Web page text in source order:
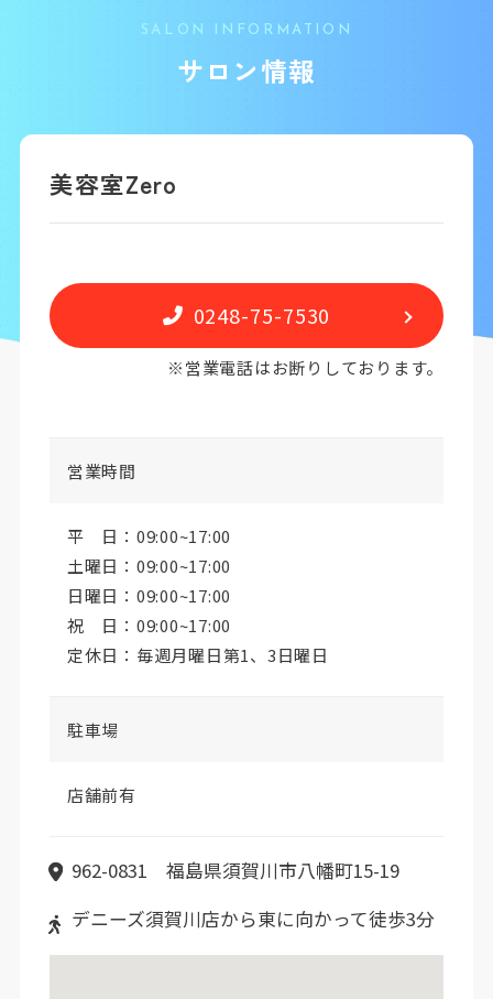
SALON INFORMATION
サロン情報
美容室Zero
0248-75-7530
※営業電話はお断りしております。
営業時間
平 日：09:00~17:00
土曜日：09:00~17:00
日曜日：09:00~17:00
祝 日：09:00~17:00
定休日：毎週月曜日第1、3日曜日
駐車場
店舗前有
962-0831 福島県須賀川市八幡町15-19
デニーズ須賀川店から東に向かって徒歩3分